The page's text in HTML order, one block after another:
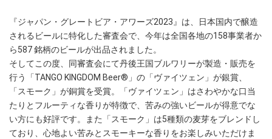
『ジャパン・グレートビア・アワーズ2023』は、日本国内で醸造
されるビールに特化した審査会で、今年は全国各地の158事業者か
ら587 銘柄のビールが出品されました。
そしてこの度、同審査会にて丹後王国ブルワリーが製造・販売を
行う「TANGO KINGDOM Beer®」の「ヴァイツェン」が銀賞、
「スモーク」が銅賞を受賞。「ヴァイツェン」はさわやかな口当
たりとフルーティな香りが特徴で、苦みの強いビールが得意でな
い方にも好評です。また「スモーク」は5種類の麦芽をブレンドし
ており、心地よい苦みとスモーキーな香りをお楽しみいただけま